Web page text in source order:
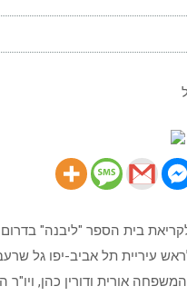
יפו ערכה אתמול (א', 13.11.2022) טקס לקריאת בית
עיריית תל אביב-יפו גל
אורית ודורין כהן, ויו"ר